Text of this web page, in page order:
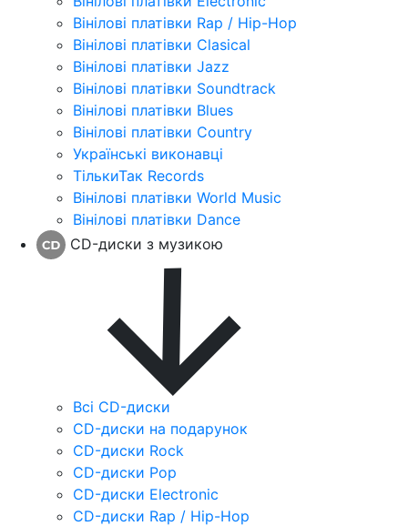
Вінілові платівки Rap / Hip-Hop
Вінілові платівки Clasical
Вінілові платівки Jazz
Вінілові платівки Soundtrack
Вінілові платівки Blues
Вінілові платівки Country
Українські виконавці
ТількиТак Records
Вінілові платівки World Music
Вінілові платівки Dance
CD-диски з музикою
Всі CD-диски
CD-диски на подарунок
CD-диски Rock
CD-диски Pop
CD-диски Electronic
CD-диски Rap / Hip-Hop